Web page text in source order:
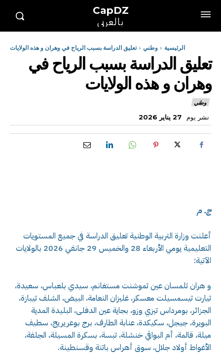
CapDZ
بالعربي
الرئيسية وطني تعليق الدراسة بسبب الرياح في وهران و هذه الولايات
تعليق الدراسة بسبب الرياح في
وهران و هذه الولايات
وطني
نشر يوم 27 يناير 2026
ج. م
أعلنت وزارة التربية الوطنية تعليق الدراسة في جميع المستويات
التعليمية يومي الأربعاء 28 والخميس 29 جانفي 2026 بالولايات
الآتية:
و هران تلمسان عين تموشنت مستغانم، سيدي بلعباس، سعيدة،
تيارت تيسمسيلت معسكر، غليزان النعامة، البيض، الشلف تيبازة،
الجزائر، بومرداس تيزي وزو، بجاية عين الدفلى، البليدة المدية
البويرة، جيجل، سكيكدة، عنابة الطارف، برج بوعريريج، سطيف
ميلة، قالمة، أم البواقي خنشلة، تبسة، بسكرة المسيلة، الجلفة،
الأغواط أولاد جلال، سوق أهراس باتنة وقسنطينة.